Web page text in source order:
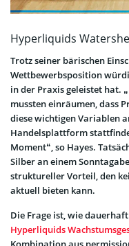
Hyperliquids
Trotz seiner bärischen
Wettbewerbsposition
in der Praxis geleistet hat.
mussten einräumen, dass
diese wichtigen Variablen
Handelsplattform
Moment“, so Hayes.
Silber an einem
struktureller Vorteil, den
aktuell bieten kann.
Die Frage ist, wie
Hyperliquids